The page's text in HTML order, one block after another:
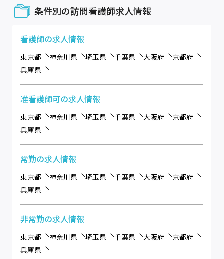
条件別の訪問看護師求人情報
看護師の求人情報
東京都 神奈川県 埼玉県 千葉県 大阪府
京都府
兵庫県
准看護師可の求人情報
東京都 神奈川県 埼玉県 千葉県 大阪府
京都府
兵庫県
常勤の求人情報
東京都 神奈川県 埼玉県 千葉県 大阪府
京都府
兵庫県
非常勤の求人情報
東京都 神奈川県 埼玉県 千葉県 大阪府
京都府
兵庫県